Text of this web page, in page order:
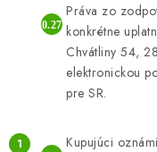
Práva zo
konkrétne
Chvátliny 54,
elektronickou
pre SR.
Kupujúci